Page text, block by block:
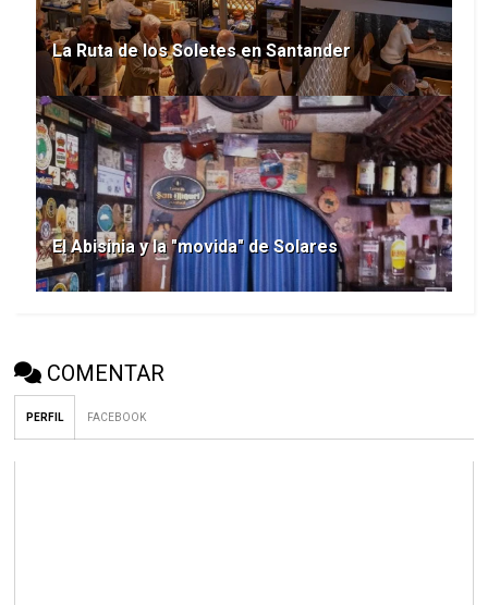
La Ruta de los Soletes en Santander
El Abisinia y la "movida" de Solares
COMENTAR
PERFIL FACEBOOK